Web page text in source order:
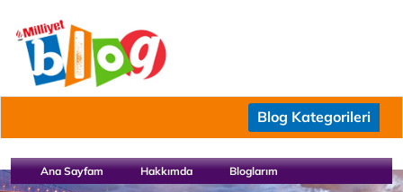
Blog Kategorileri
Ana Sayfam Hakkımda Bloglarım